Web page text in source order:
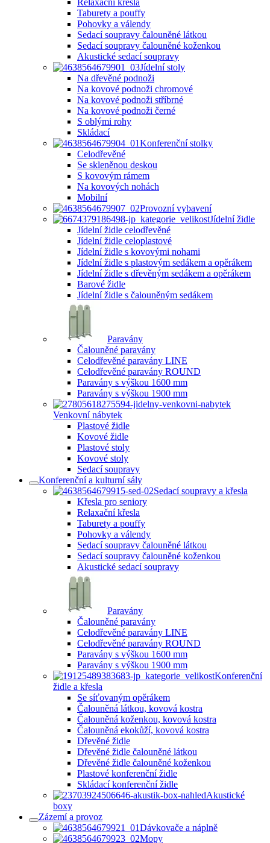
Relaxační křesla
Taburety a pouffy
Pohovky a válendy
Sedací soupravy čalouněné látkou
Sedací soupravy čalouněné koženkou
Akustické sedací soupravy
Jídelní stoly
Na dřevěné podnoži
Na kovové podnoži chromové
Na kovové podnoži stříbrné
Na kovové podnoži černé
S oblými rohy
Skládací
Konferenční stolky
Celodřevěné
Se skleněnou deskou
S kovovým rámem
Na kovových nohách
Mobilní
Provozní vybavení
Jídelní židle
Jídelní židle celodřevěné
Jídelní židle celoplastové
Jídelní židle s kovovými nohami
Jídelní židle s plastovým sedákem a opěrákem
Jídelní židle s dřevěným sedákem a opěrákem
Barové židle
Jídelní židle s čalouněným sedákem
Paravány
Čalouněné paravány
Celodřevěné paravány LINE
Celodřevěné paravány ROUND
Paravány s výškou 1600 mm
Paravány s výškou 1900 mm
Venkovní nábytek
Plastové židle
Kovové židle
Plastové stoly
Kovové stoly
Sedací soupravy
Konferenční a kulturní sály
Sedací soupravy a křesla
Křesla pro seniory
Relaxační křesla
Taburety a pouffy
Pohovky a válendy
Sedací soupravy čalouněné látkou
Sedací soupravy čalouněné koženkou
Akustické sedací soupravy
Paravány
Čalouněné paravány
Celodřevěné paravány LINE
Celodřevěné paravány ROUND
Paravány s výškou 1600 mm
Paravány s výškou 1900 mm
Konferenční
židle a křesla
Se síťovaným opěrákem
Čalouněná látkou, kovová kostra
Čalouněná koženkou, kovová kostra
Čalouněná ekokůží, kovová kostra
Dřevěné židle
Dřevěné židle čalouněné látkou
Dřevěné židle čalouněné koženkou
Plastové konferenční židle
Skládací konferenční židle
Akustické
boxy
Zázemí a provoz
Dávkovače a náplně
Mopy